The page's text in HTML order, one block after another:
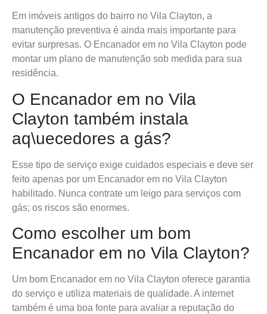
Em imóveis antigos do bairro no Vila Clayton, a
manutenção preventiva é ainda mais importante para
evitar surpresas. O Encanador em no Vila Clayton pode
montar um plano de manutenção sob medida para sua
residência.
O Encanador em no Vila
Clayton também instala
aq\uecedores a gás?
Esse tipo de serviço exige cuidados especiais e deve ser
feito apenas por um Encanador em no Vila Clayton
habilitado. Nunca contrate um leigo para serviços com
gás; os riscos são enormes.
Como escolher um bom
Encanador em no Vila Clayton?
Um bom Encanador em no Vila Clayton oferece garantia
do serviço e utiliza materiais de qualidade. A internet
também é uma boa fonte para avaliar a reputação do